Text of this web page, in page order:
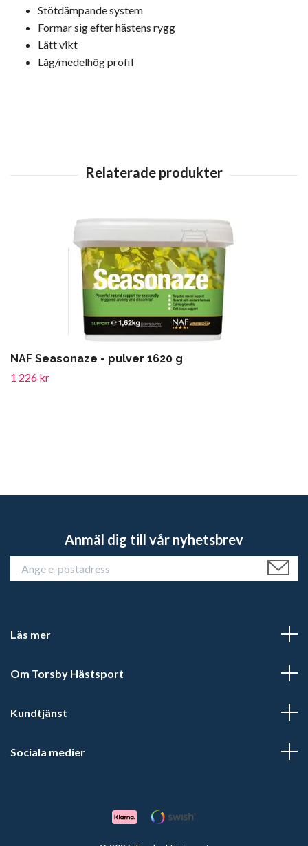
Stötdämpande system
Formar sig efter hästens rygg
Lätt vikt
Låg/medelhög profil
NAF Seasonaze - pulver 1620 g
1 226 kr
Anmäl dig till vår nyhetsbrev
Läs mer
Om Torsby Hästsport
Kundtjänst
Sociala medier